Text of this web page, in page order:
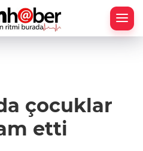
çocuklar
etti